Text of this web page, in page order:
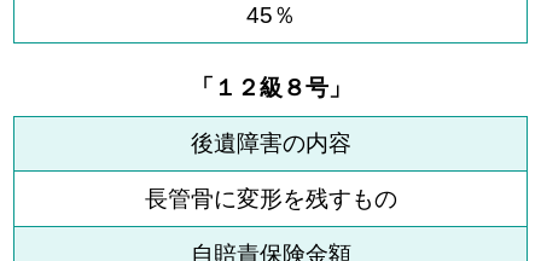
45％
「１２級８号」
後遺障害の内容
長管骨に変形を残すもの
自賠責保険金額